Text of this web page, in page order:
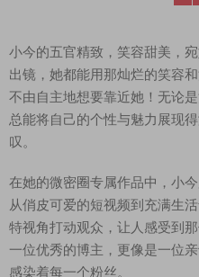
小今的五官精致，笑容甜美，
出镜，她都能用那灿烂的笑容
不由自主地想要靠近她！无论
总能将自己的个性与魅力展现
叹。
在她的微密圈专属作品中，小
从俏皮可爱的短视频到充满生
特视角打动观众，让人感受到
一位优秀的博主，更像是一位
感染着每一个粉丝。